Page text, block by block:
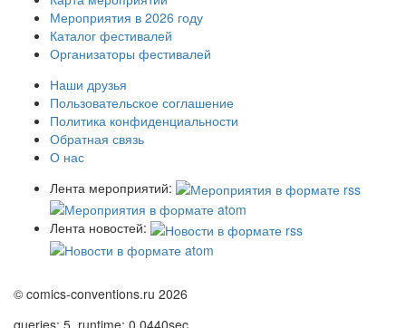
Мероприятия в 2026 году
Каталог фестивалей
Организаторы фестивалей
Наши друзья
Пользовательское соглашение
Политика конфиденциальности
Обратная связь
О нас
Лента мероприятий:
Лента новостей:
© comics-conventions.ru 2026
queries: 5, runtime: 0,0440sec